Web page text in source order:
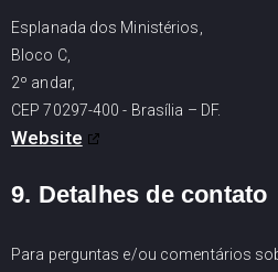
Esplanada dos Ministérios,
Bloco C,
2º andar,
CEP 70297-400 - Brasília – DF.
Website
9. Detalhes de contato
Para perguntas e/ou comentários